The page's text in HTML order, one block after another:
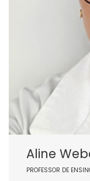
Aline
PROFESSOR DE